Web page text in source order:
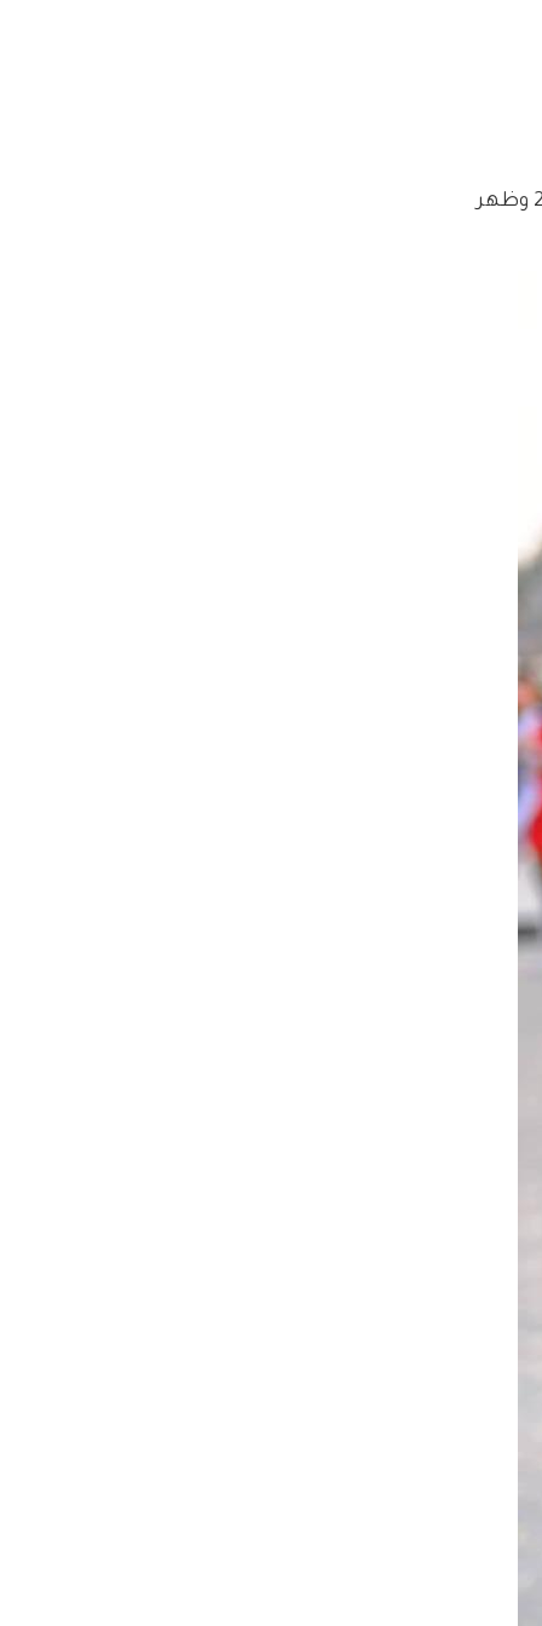
وكان آخر أعمال كريم محمود عبدالعزيز مسلسل "المتر سمير" الذي عرض في الموسم الرمضاني السابق 2026 وظهر